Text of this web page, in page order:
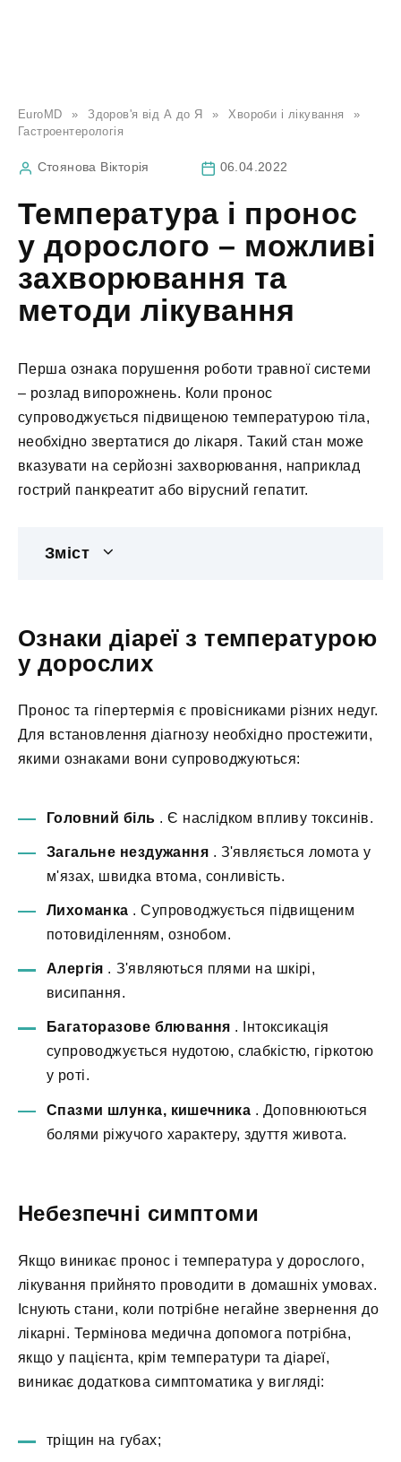
EuroMD » Здоров'я від А до Я » Хвороби і лікування
»
Гастроентерологія
Стоянова Вікторія 06.04.2022
Температура і пронос
у дорослого – можливі
захворювання та
методи лікування
Перша ознака порушення роботи травної системи
– розлад випорожнень. Коли пронос
супроводжується підвищеною температурою тіла,
необхідно звертатися до лікаря. Такий стан може
вказувати на серйозні захворювання, наприклад
гострий панкреатит або вірусний гепатит.
Зміст
Ознаки діареї з температурою
у дорослих
Пронос та гіпертермія є провісниками різних недуг.
Для встановлення діагнозу необхідно простежити,
якими ознаками вони супроводжуються:
Головний біль . Є наслідком впливу токсинів.
Загальне нездужання . З'являється ломота у
м'язах, швидка втома, сонливість.
Лихоманка . Супроводжується підвищеним
потовиділенням, ознобом.
Алергія . З'являються плями на шкірі,
висипання.
Багаторазове блювання . Інтоксикація
супроводжується нудотою, слабкістю, гіркотою
у роті.
Спазми шлунка, кишечника . Доповнюються
болями ріжучого характеру, здуття живота.
Небезпечні симптоми
Якщо виникає пронос і температура у дорослого,
лікування прийнято проводити в домашніх умовах.
Існують стани, коли потрібне негайне звернення до
лікарні. Термінова медична допомога потрібна,
якщо у пацієнта, крім температури та діареї,
виникає додаткова симптоматика у вигляді:
тріщин на губах;